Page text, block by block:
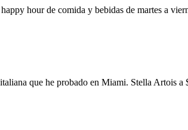
hour de comida y bebidas de martes a
que he probado en Miami. Stella Artois